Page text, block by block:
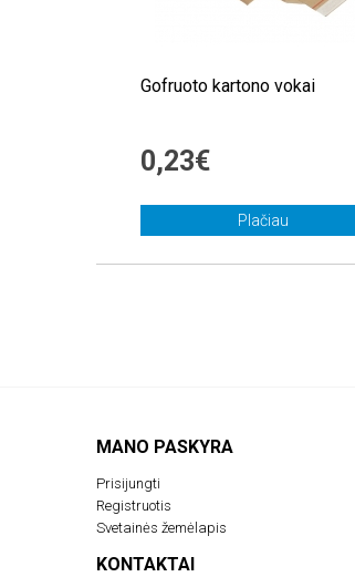
Gofruoto kartono vokai
0,23€
Plačiau
MANO PASKYRA
Prisijungti
Registruotis
Svetainės žemėlapis
KONTAKTAI